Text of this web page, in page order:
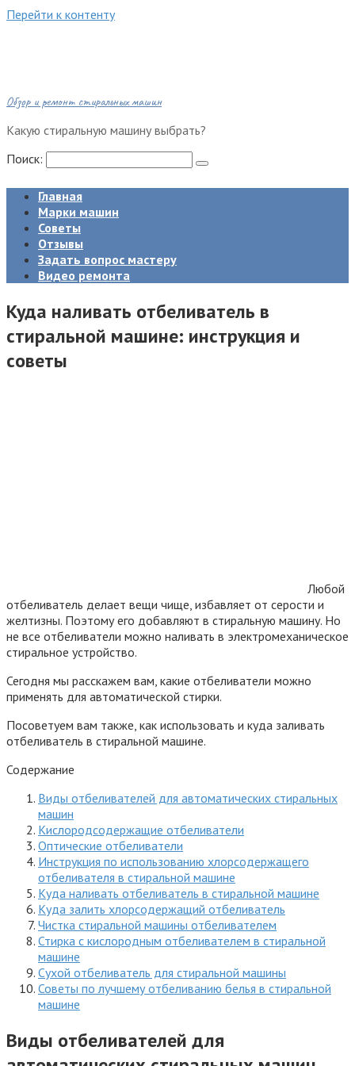
Перейти к контенту
Обзор и ремонт стиральных машин
Какую стиральную машину выбрать?
Поиск:
Главная
Марки машин
Советы
Отзывы
Задать вопрос мастеру
Видео ремонта
Куда наливать отбеливатель в
стиральной машине: инструкция и
советы
Любой
отбеливатель делает вещи чище, избавляет от серости и
желтизны. Поэтому его добавляют в стиральную машину. Но
не все отбеливатели можно наливать в электромеханическое
стиральное устройство.
Сегодня мы расскажем вам, какие отбеливатели можно
применять для автоматической стирки.
Посоветуем вам также, как использовать и куда заливать
отбеливатель в стиральной машине.
Содержание
Виды отбеливателей для автоматических стиральных
машин
Кислородсодержащие отбеливатели
Оптические отбеливатели
Инструкция по использованию хлорсодержащего
отбеливателя в стиральной машине
Куда наливать отбеливатель в стиральной машине
Куда залить хлорсодержащий отбеливатель
Чистка стиральной машины отбеливателем
Стирка с кислородным отбеливателем в стиральной
машине
Сухой отбеливатель для стиральной машины
Советы по лучшему отбеливанию белья в стиральной
машине
Виды отбеливателей для